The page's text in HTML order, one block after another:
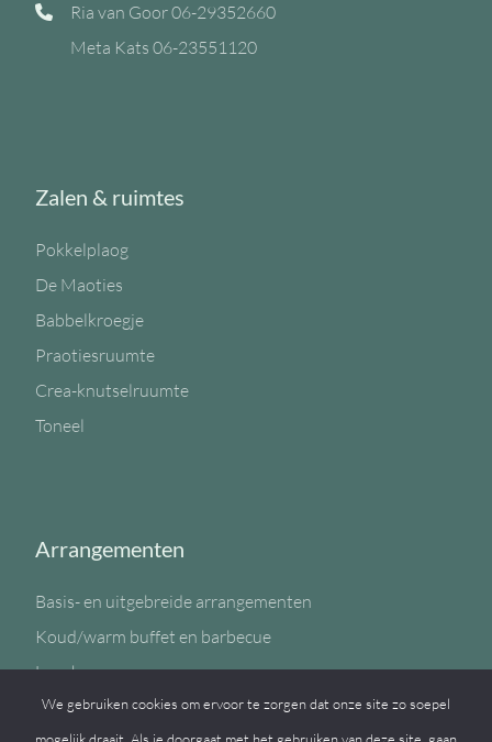
Ria van Goor06-29352660
Meta Kats 06-23551120
Zalen & ruimtes
Pokkelplaog
De Maoties
Babbelkroegje
Praotiesruumte
Crea-knutselruumte
Toneel
Arrangementen
Basis- en uitgebreide arrangementen
Koud/warm buffet en barbecue
Lunch
Sportzaal
We gebruiken cookies om ervoor te zorgen dat onze site zo soepel